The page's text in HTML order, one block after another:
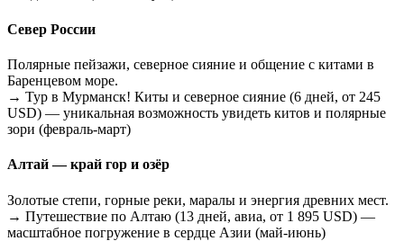
Север России
Полярные пейзажи, северное сияние и общение с китами в
Баренцевом море.
→ Тур в Мурманск! Киты и северное сияние (6 дней, от 245
USD) — уникальная возможность увидеть китов и полярные
зори (февраль-март)
Алтай — край гор и озёр
Золотые степи, горные реки, маралы и энергия древних мест.
→ Путешествие по Алтаю (13 дней, авиа, от 1 895 USD) —
масштабное погружение в сердце Азии (май-июнь)